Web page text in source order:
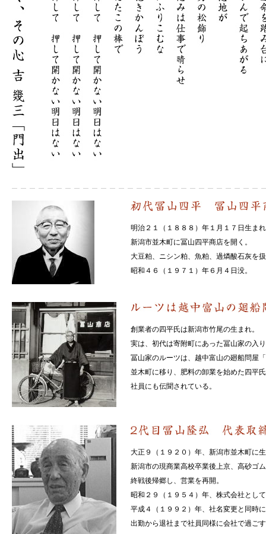
明治２１（１８８８）年１月１７日生ま
新潟市並木町に冨山四平商店を開く。
大豆粕、ニシン粕、魚粕、過燐酸石灰を
昭和４６（１９７１）年６月４日没。
創業者の四平氏は新潟市竹尾の生まれ。
実は、初代は寄附町にあった冨山家の入
冨山家のルーツは、越中富山の廻船問屋
並木町に移り、肥料の卸業を始めた四平
社員にも伝聞されている。
大正９（１９２０）年、新潟市並木町に
新潟市の現商業高校卒業後上京、高砂ゴ
終戦後帰郷し、営業を再開。
昭和２９（１９５４）年、株式会社とし
平成４（１９９２）年、社名変更と同時
出勤から退社まで社員同様に会社で過ご